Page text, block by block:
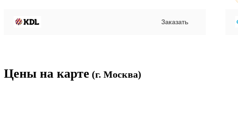
Заказать
Цены на карте (г. Москва)